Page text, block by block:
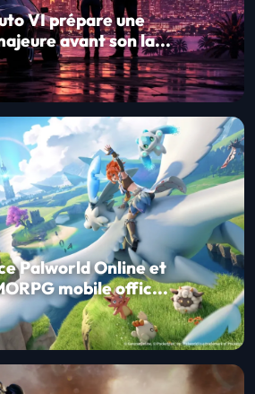
VI prépare une
avant son la...
Palworld Online et
mobile offic...